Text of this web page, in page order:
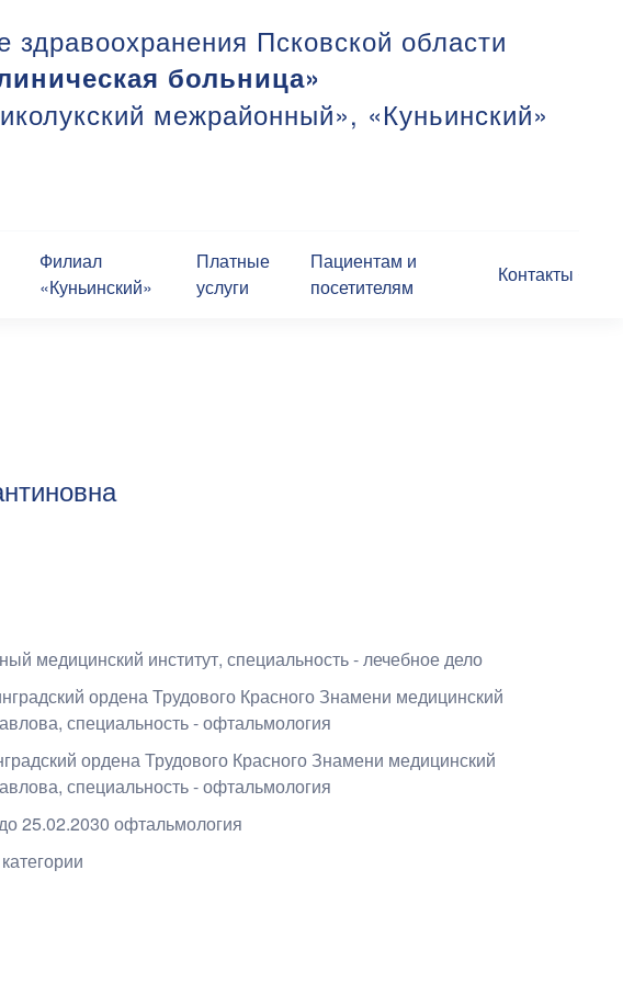
Псковской области
больница»
межрайонный», «Куньинский»
Филиал
«Куньинский»
Платные
услуги
Пациентам и
посетителям
Контакты
медицинский институт, специальность - лечебное дело
ордена Трудового Красного Знамени медицинский
, специальность - офтальмология
ордена Трудового Красного Знамени медицинский
, специальность - офтальмология
25.02.2030офтальмология